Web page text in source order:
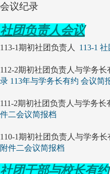
会议纪录
社团负责人会议
113-1期初社团负责人 113-1
112-2期初社团负责人与学务
录 113年与学务长有约 会议简
111-2期初社团负责人与学务长
件二会议简报档
110-1期初社团负责人与学务
附件二会议简报档
社团干部与校长有约